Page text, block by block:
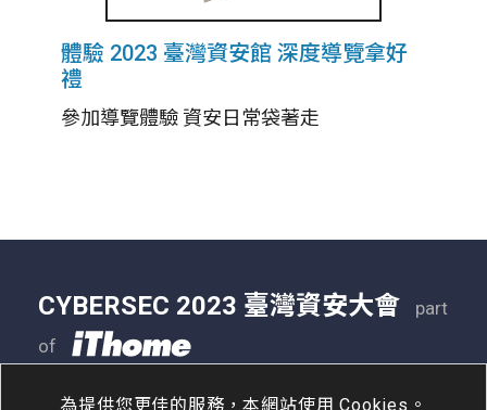
體驗 2023 臺灣資安館 深度導覽拿好
禮
參加導覽體驗 資安日常袋著走
為提供您更佳的服務，本網站使用 Cookies。
CYBERSEC 2023 臺灣資安大會
part
of